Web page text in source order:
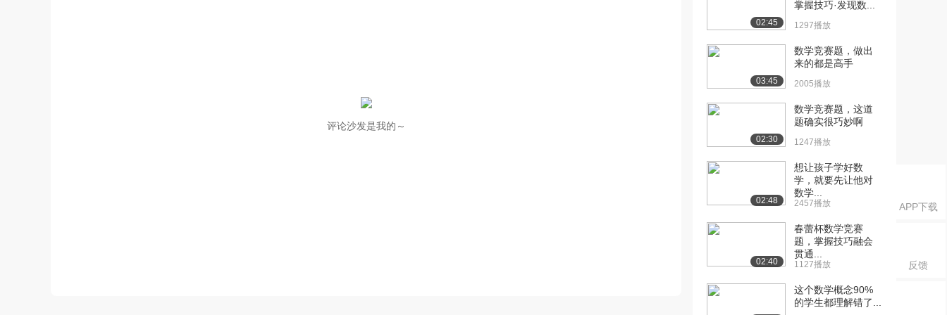
APP下载
反馈
评论沙发是我的～
02:45
掌握技巧·发现数...
1297播放
03:45
数学竞赛题，做出
来的都是高手
2005播放
02:30
数学竞赛题，这道
题确实很巧妙啊
1247播放
02:48
想让孩子学好数
学，就要先让他对
数学...
2457播放
02:40
春蕾杯数学竞赛
题，掌握技巧融会
贯通...
1127播放
这个数学概念90%
的学生都理解错了...